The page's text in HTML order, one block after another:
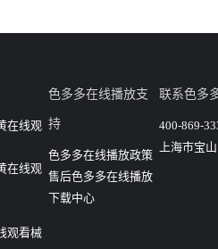
在线观
在线观
观看械
色多多在线播放支
持
色多多在线播放政策
售后色多多在线播放
下载中心
联系色多
400-869-
上海市宝